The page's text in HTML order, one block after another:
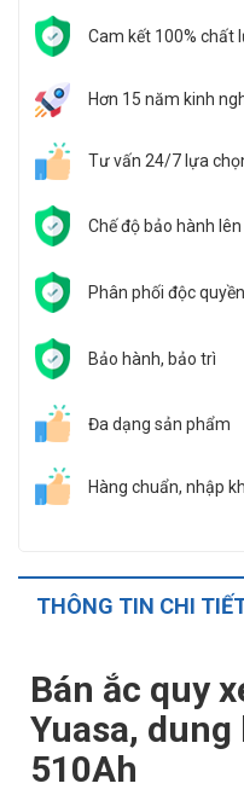
Cam kết 100% chất
Hơn 15 năm kinh
Tư vấn 24/7 lựa
Chế độ bảo hành
Phân phối độc
Bảo hành, bảo trì
Đa dạng sản phẩm
Hàng chuẩn, nhập
THÔNG TIN CHI
Bán ắc quy
Yuasa,
510Ah